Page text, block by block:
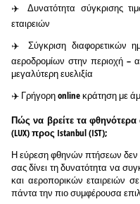
✈️ Δυνατότητα σύγκρισης
εταιρειών
✈️ Σύγκριση διαφορετικών
αεροδρομίων στην περιοχή –
μεγαλύτερη ευελιξία
✈️ Γρήγορη online κράτηση με
Πώς να βρείτε τα φθηνότερα
(LUX) προς Istanbul (IST);
Η εύρεση φθηνών πτήσεων
σας δίνει τη δυνατότητα να
και αεροπορικών εταιρειών
πάντα την πιο συμφέρουσα